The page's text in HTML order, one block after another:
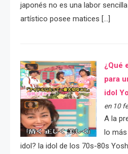
japonés no es una labor
artístico posee matices […]
¿Qué
para
idol
en 10
A la
lo
idol? la idol de los 70s-80s